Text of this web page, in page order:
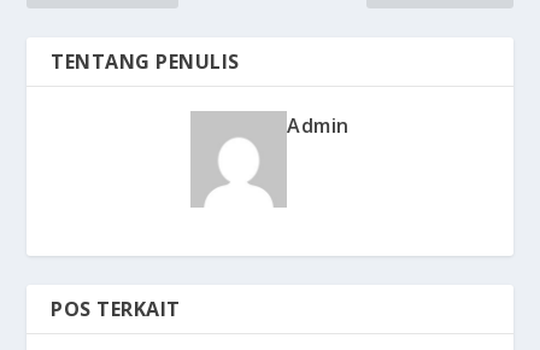
TENTANG PENULIS
Admin
POS TERKAIT